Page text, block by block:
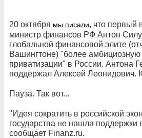
20 октября мы писали, что первый
министр финансов РФ Антон
глобальной финансовой элите
Вашингтоне) "более
приватизации" в России. Антона
поддержал Алексей Леонидович.
Пауза. Так вот...
"Идея сократить в российской
государства не нашла поддержки
сообщает Finanz.ru.